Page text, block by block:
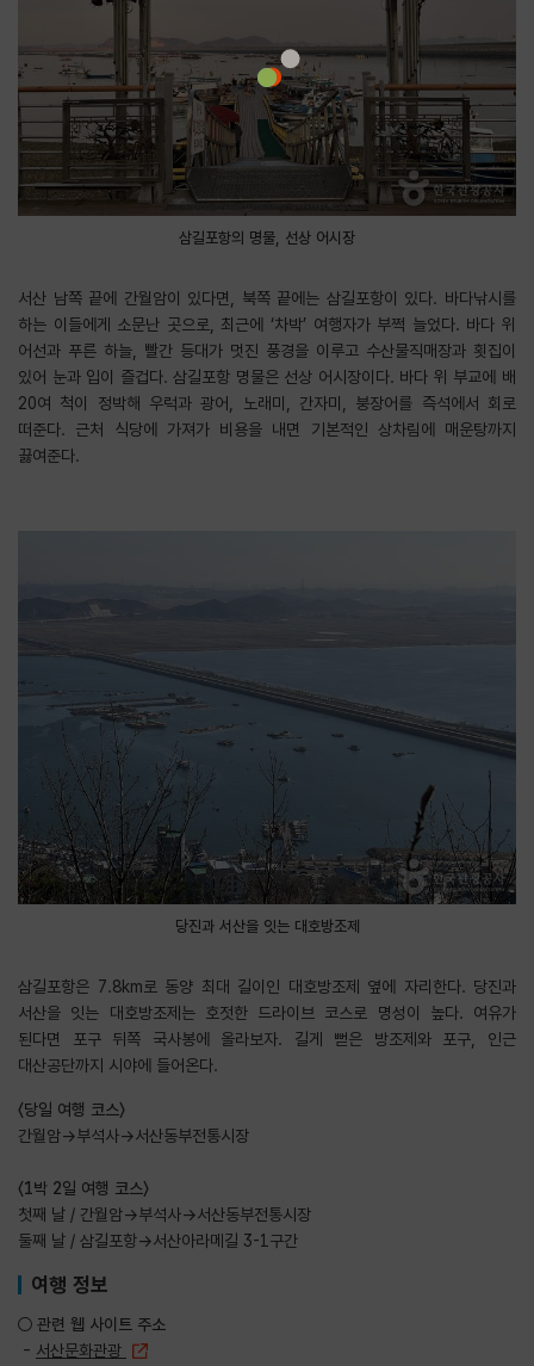
삼길포항의 명물, 선상 어시장
서산 남쪽 끝에 간월암이 있다면, 북쪽 끝에는 삼길포항이 있다. 바다낚시를
하는 이들에게 소문난 곳으로, 최근에 ‘차박’ 여행자가 부쩍 늘었다. 바다 위
어선과 푸른 하늘, 빨간 등대가 멋진 풍경을 이루고 수산물직매장과 횟집이
있어 눈과 입이 즐겁다. 삼길포항 명물은 선상 어시장이다. 바다 위 부교에 배
20여 척이 정박해 우럭과 광어, 노래미, 간자미, 붕장어를 즉석에서 회로
떠준다. 근처 식당에 가져가 비용을 내면 기본적인 상차림에 매운탕까지
끓여준다.
당진과 서산을 잇는 대호방조제
삼길포항은 7.8km로 동양 최대 길이인 대호방조제 옆에 자리한다. 당진과
서산을 잇는 대호방조제는 호젓한 드라이브 코스로 명성이 높다. 여유가
된다면 포구 뒤쪽 국사봉에 올라보자. 길게 뻗은 방조제와 포구, 인근
대산공단까지 시야에 들어온다.
〈당일 여행 코스〉
간월암→부석사→서산동부전통시장
〈1박 2일 여행 코스〉
첫째 날 / 간월암→부석사→서산동부전통시장
둘째 날 / 삼길포항→서산아라메길 3-1구간
여행 정보
○ 관련 웹 사이트 주소
- 서산문화관광